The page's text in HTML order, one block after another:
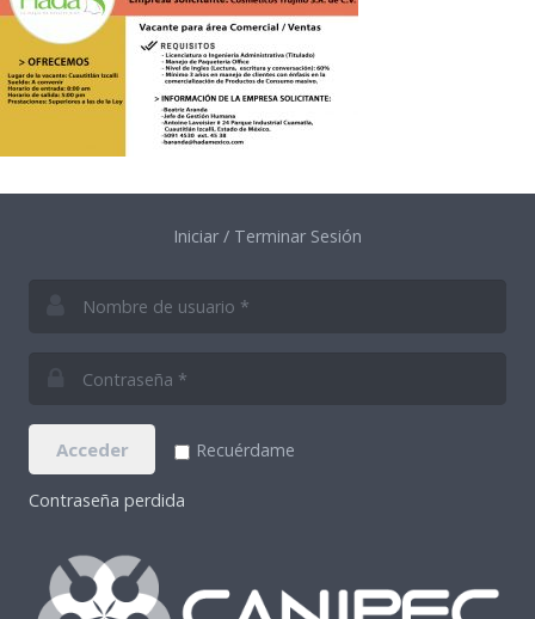
Iniciar / Terminar Sesión
Acceder Recuérdame
Contraseña perdida